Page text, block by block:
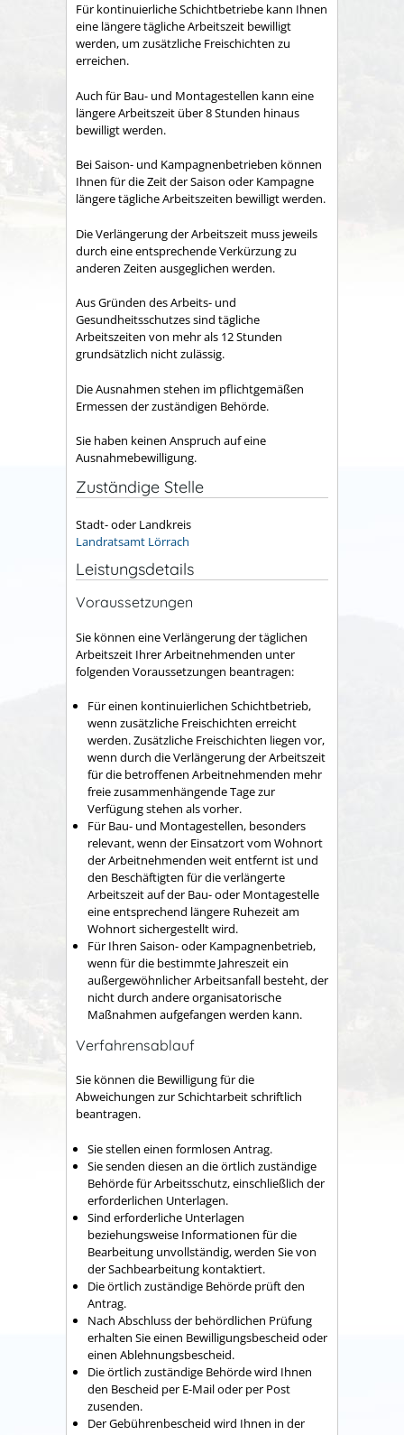
Für kontinuierliche Schichtbetriebe kann Ihnen
eine längere tägliche Arbeitszeit bewilligt
werden, um zusätzliche Freischichten zu
erreichen.
Auch für Bau- und Montagestellen kann eine
längere Arbeitszeit über 8 Stunden hinaus
bewilligt werden.
Bei Saison- und Kampagnenbetrieben können
Ihnen für die Zeit der Saison oder Kampagne
längere tägliche Arbeitszeiten bewilligt werden.
Die Verlängerung der Arbeitszeit muss jeweils
durch eine entsprechende Verkürzung zu
anderen Zeiten ausgeglichen werden.
Aus Gründen des Arbeits- und
Gesundheitsschutzes sind tägliche
Arbeitszeiten von mehr als 12 Stunden
grundsätzlich nicht zulässig.
Die Ausnahmen stehen im pflichtgemäßen
Ermessen der zuständigen Behörde.
Sie haben keinen Anspruch auf eine
Ausnahmebewilligung.
Zuständige Stelle
Stadt- oder Landkreis
Landratsamt Lörrach
Leistungsdetails
Voraussetzungen
Sie können eine Verlängerung der täglichen
Arbeitszeit Ihrer Arbeitnehmenden unter
folgenden Voraussetzungen beantragen:
Für einen kontinuierlichen Schichtbetrieb,
wenn zusätzliche Freischichten erreicht
werden. Zusätzliche Freischichten liegen vor,
wenn durch die Verlängerung der Arbeitszeit
für die betroffenen Arbeitnehmenden mehr
freie zusammenhängende Tage zur
Verfügung stehen als vorher.
Für Bau- und Montagestellen, besonders
relevant, wenn der Einsatzort vom Wohnort
der Arbeitnehmenden weit entfernt ist und
den Beschäftigten für die verlängerte
Arbeitszeit auf der Bau- oder Montagestelle
eine entsprechend längere Ruhezeit am
Wohnort sichergestellt wird.
Für Ihren Saison- oder Kampagnenbetrieb,
wenn für die bestimmte Jahreszeit ein
außergewöhnlicher Arbeitsanfall besteht, der
nicht durch andere organisatorische
Maßnahmen aufgefangen werden kann.
Verfahrensablauf
Sie können die Bewilligung für die
Abweichungen zur Schichtarbeit schriftlich
beantragen.
Sie stellen einen formlosen Antrag.
Sie senden diesen an die örtlich zuständige
Behörde für Arbeitsschutz, einschließlich der
erforderlichen Unterlagen.
Sind erforderliche Unterlagen
beziehungsweise Informationen für die
Bearbeitung unvollständig, werden Sie von
der Sachbearbeitung kontaktiert.
Die örtlich zuständige Behörde prüft den
Antrag.
Nach Abschluss der behördlichen Prüfung
erhalten Sie einen Bewilligungsbescheid oder
einen Ablehnungsbescheid.
Die örtlich zuständige Behörde wird Ihnen
den Bescheid per E-Mail oder per Post
zusenden.
Der Gebührenbescheid wird Ihnen in der